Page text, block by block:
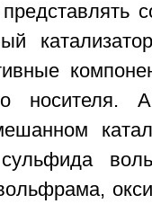
носителя.